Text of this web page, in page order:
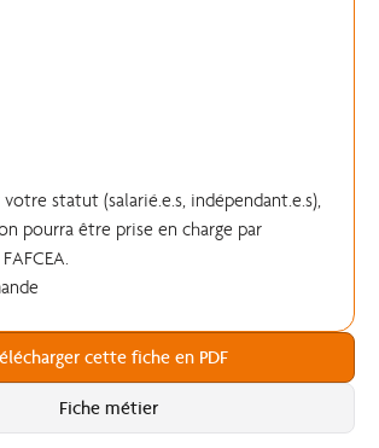
statut (salarié.e.s, indépendant.e.s),
pourra être prise en charge par
cette fiche en PDF
Fiche métier